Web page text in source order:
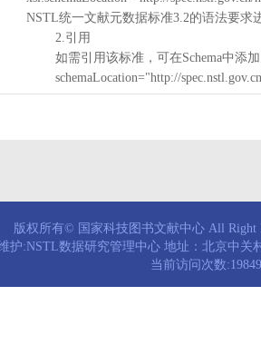
NSTL统一文献元数据标准3.2的语法要求
2.引用
如需引用该标准，可在Schema中添加
schemaLocation="http://spec.nstl.gov.cn/
版权所有© 国家科技图书文献中心 All Right
护:NSTL数据研究管理中心 地址：北京中关
当前访问次数